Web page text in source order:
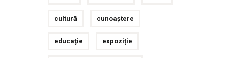
cultură cunoaștere
educație expoziție